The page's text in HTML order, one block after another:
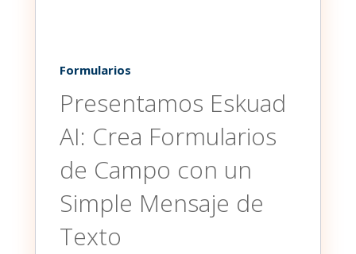
Formularios
Presentamos Eskuad
AI: Crea Formularios
de Campo con un
Simple Mensaje de
Texto